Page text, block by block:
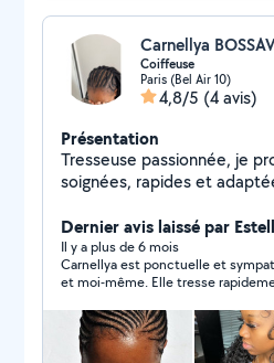
Carnellya
Coiffeuse
Paris (Bel Air 10)
4,8/5 (4 avis)
Présentation
Tresseuse passionnée, je
soignées, rapides et
ensemble du style qui vous
Disponible à domicile sur
Dernier avis laissé par
Il y a plus de 6 mois
Carnellya est ponctuelle et
et moi-même. Elle tresse
l'entretien de nos cheveux. Nous
je n'hésiterai pas à refaire appel à
coiffure.